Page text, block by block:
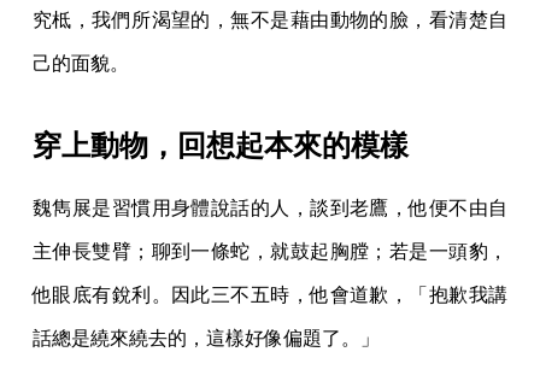
究柢，我們所渴望的，無不是藉由動物的臉，看清楚自
己的面貌。
穿上動物，回想起本來的模樣
魏雋展是習慣用身體說話的人，談到老鷹，他便不由自
主伸長雙臂；聊到一條蛇，就鼓起胸膛；若是一頭豹，
他眼底有銳利。因此三不五時，他會道歉，「抱歉我講
話總是繞來繞去的，這樣好像偏題了。」